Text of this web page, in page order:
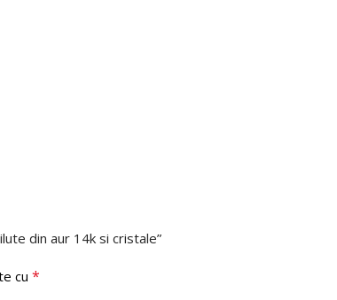
din aur 14k si cristale”
cu *